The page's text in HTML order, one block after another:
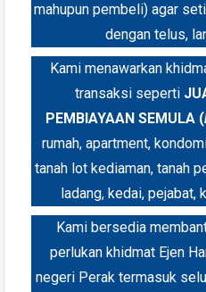
mahupun pembeli) agar
dengan telus,
Kami menawarkan
transaksi seperti
PEMBIAYAAN SEMULA (
rumah, apartment,
tanah lot kediaman, tanah
ladang, kedai, pejabat,
Kami bersedia
perlukan khidmat Ejen
negeri Perak termasuk